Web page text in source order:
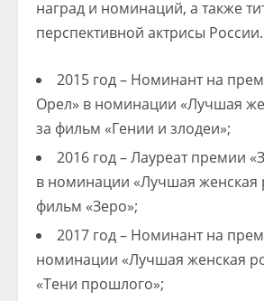
наград и номинаций, а также
перспективной актрисы России.
2015 год – Номинант на
Орел» в номинации «Лучшая
за фильм «Гении и злодеи»;
2016 год – Лауреат премии
в номинации «Лучшая женская
фильм «Зеро»;
2017 год – Номинант на
номинации «Лучшая женская
«Тени прошлого»;